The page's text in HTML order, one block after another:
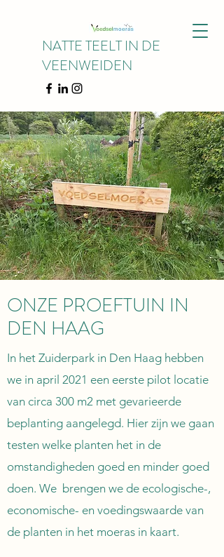
NATTE TEELT IN DE
VEENWEIDEN
ONZE PROEFTUIN IN
DEN HAAG
In het Zuiderpark in Den Haag hebben
we in april 2021 een eerste pilot locatie
van circa 300 m2 met gevarieerde
beplanting aangelegd. Hier zijn we gaan
testen welke planten het in de
omstandigheden goed en minder goed
doen. We brengen we de ecologische-,
economische- en voedingswaarde van
de planten in het moeras in kaart.